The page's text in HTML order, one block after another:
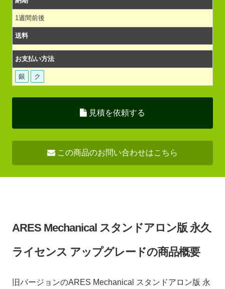
1週間前後
送料
お支払い方法
銀 ク
見積を依頼する
この商品のお問い合わせはこちら
ARES Mechanical スタンドアロン版 永久
ライセンス アップグレードの商品概要
旧バージョンのARES Mechanical スタンドアロン版 永